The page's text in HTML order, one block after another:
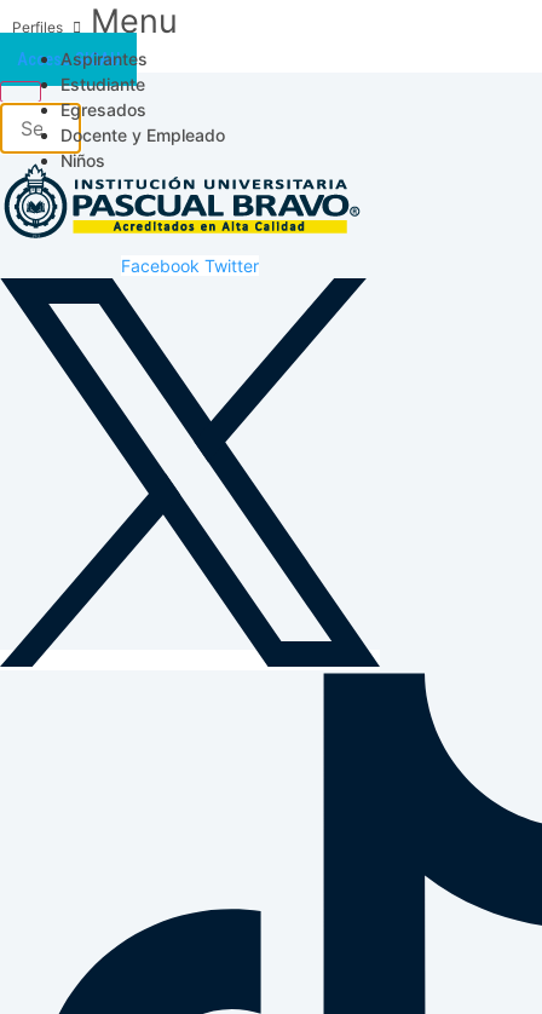
Menu
Aspirantes
Estudiante
Egresados
Docente y Empleado
Niños
Acceso SICAU
Facebook Twitter